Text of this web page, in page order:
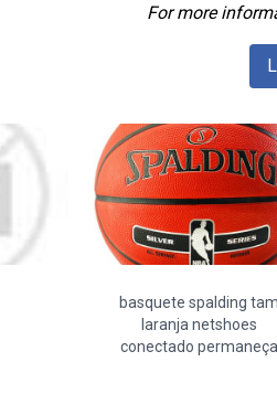
For more
basquete spalding tam
laranja netshoes
conectado permaneça